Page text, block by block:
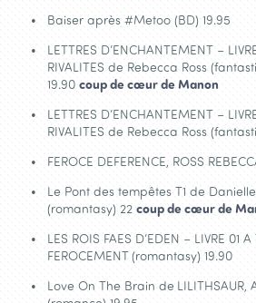
Baiser après #Metoo (BD) 19.95
LETTRES D’ENCHANTEMENT –
RIVALITES de Rebecca Ross
19.90 coup de cœur de Manon
LETTRES D’ENCHANTEMENT –
RIVALITES de Rebecca Ross
FEROCE DEFERENCE, ROSS
Le Pont des tempêtes T1 de Danielle
(romantasy) 22 coup de cœur de
LES ROIS FAES D’EDEN – LIVRE 01 A
FEROCEMENT(romantasy) 19.90
Love On The Brain de LILITHSAUR,